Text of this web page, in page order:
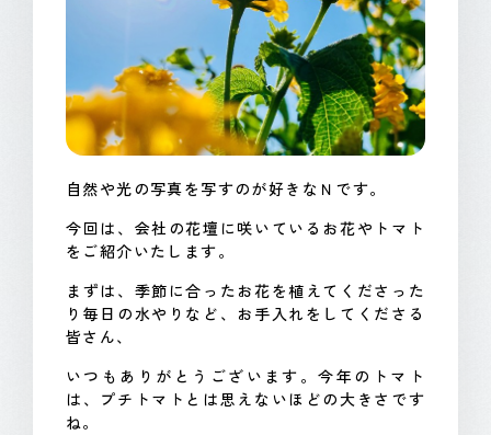
自然や光の写真を写すのが好きなＮです。
今回は、会社の花壇に咲いているお花やトマト
をご紹介いたします。
まずは、季節に合ったお花を植えてくださった
り毎日の水やりなど、お手入れをしてくださる
皆さん、
いつもありがとうございます。今年のトマト
は、プチトマトとは思えないほどの大きさです
ね。